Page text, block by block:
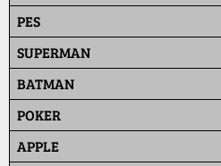
PES
SUPERMAN
BATMAN
POKER
APPLE